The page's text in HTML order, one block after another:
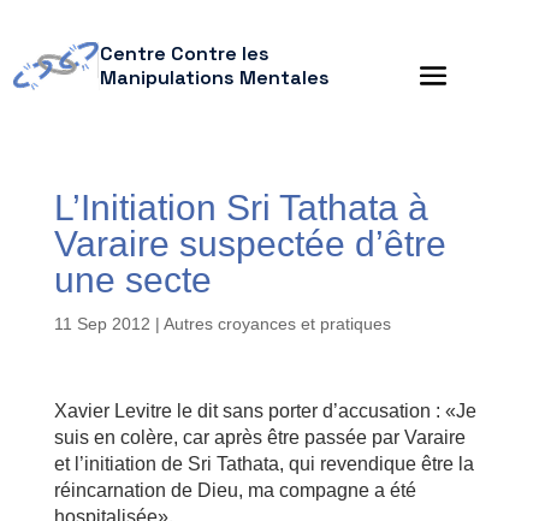
Centre Contre les
Manipulations Mentales
L’Initiation Sri Tathata à
Varaire suspectée d’être
une secte
11 Sep 2012 | Autres croyances et pratiques
Xavier Levitre le dit sans porter d’accusation : «Je
suis en colère, car après être passée par Varaire
et l’initiation de Sri Tathata, qui revendique être la
réincarnation de Dieu, ma compagne a été
hospitalisée».